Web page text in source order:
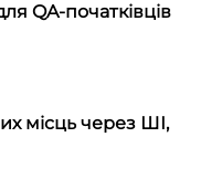
QA-початківців
місць через ШІ,